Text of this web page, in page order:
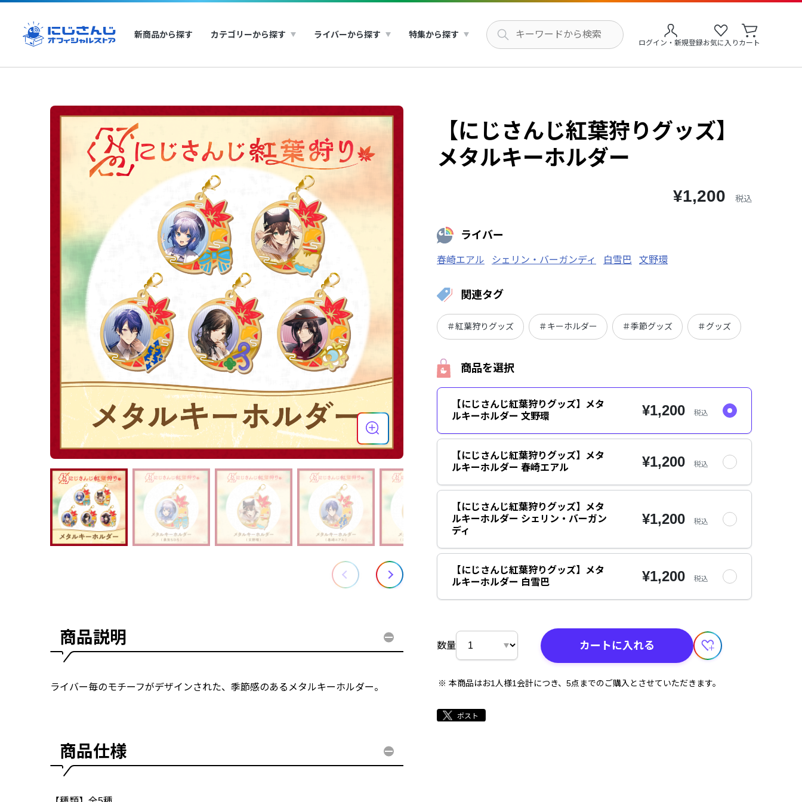
新商品から探す カテゴリーから探す ライバーから探す 特集から探す
ログイン・新規登録お気に入り カート
【にじさんじ紅葉狩りグッズ】
メタルキーホルダー
¥1,200 税込
ライバー
春崎エアル シェリン・バーガンディ 白雪巴 文野環
関連タグ
＃紅葉狩りグッズ ＃キーホルダー ＃季節グッズ ＃グッズ
商品を選択
【にじさんじ紅葉狩りグッズ】メタ
ルキーホルダー 文野環
¥1,200 税込
【にじさんじ紅葉狩りグッズ】メタ
ルキーホルダー 春崎エアル
¥1,200 税込
【にじさんじ紅葉狩りグッズ】メタ
ルキーホルダー シェリン・バーガン
ディ
¥1,200 税込
【にじさんじ紅葉狩りグッズ】メタ
ルキーホルダー 白雪巴
¥1,200 税込
数量 カートに入れる
本商品はお1人様1会計につき、5点までのご購入とさせていただきます。
商品説明
ライバー毎のモチーフがデザインされた、季節感のあるメタルキーホルダー。
商品仕様